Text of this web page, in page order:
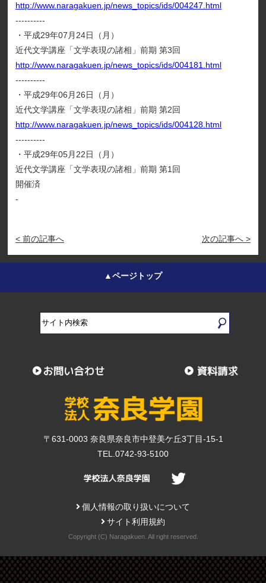
http://www.naragakuen.jp/news_topics/ids/004247.html
----------
・平成29年07月24日（月）
近代文学講座「文学表現の諸相」前期 第3回
http://www.naragakuen.jp/news_topics/ids/004181.html
----------
・平成29年06月26日（月）
近代文学講座「文学表現の諸相」前期 第2回
http://www.naragakuen.jp/news_topics/ids/004128.html
----------
・平成29年05月22日（月）
近代文学講座「文学表現の諸相」前期 第1回
開催済
-
< 前の記事へ 次の記事へ >
▲ページトップ
〒631-0003 奈良県奈良市中登美ケ丘3丁目-15-1
TEL.0742-93-5100
個人情報の取り扱いについて
サイト利用規約
Copyright (C) Naragakuen. All right reserved.